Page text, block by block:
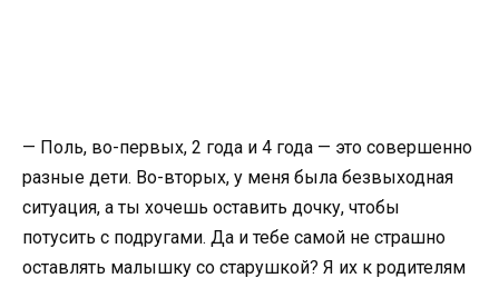
— Поль, во-первых, 2 года и 4 года — это совершенно
разные дети. Во-вторых, у меня была безвыходная
ситуация, а ты хочешь оставить дочку, чтобы
потусить с подругами. Да и тебе самой не страшно
оставлять малышку со старушкой? Я их к родителям